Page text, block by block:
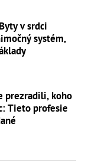
v srdci
systém,
prezradili, koho
Tieto profesie